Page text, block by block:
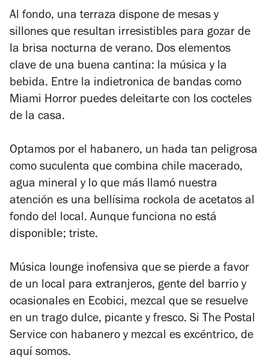
Al fondo, una terraza dispone de mesas y
sillones que resultan irresistibles para gozar de
la brisa nocturna de verano. Dos elementos
clave de una buena cantina: la música y la
bebida. Entre la indietronica de bandas como
Miami Horror puedes deleitarte con los cocteles
de la casa.
Optamos por el habanero, un hada tan peligrosa
como suculenta que combina chile macerado,
agua mineral y lo que más llamó nuestra
atención es una bellísima rockola de acetatos al
fondo del local. Aunque funciona no está
disponible; triste.
Música lounge inofensiva que se pierde a favor
de un local para extranjeros, gente del barrio y
ocasionales en Ecobici, mezcal que se resuelve
en un trago dulce, picante y fresco. Si The Postal
Service con habanero y mezcal es excéntrico, de
aquí somos.